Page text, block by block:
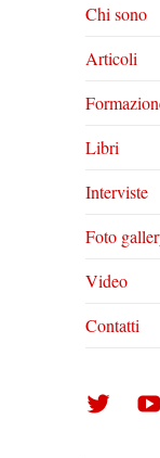
Chi sono
Articoli
Libri
Interviste
Foto
Video
Contatti
Arturo